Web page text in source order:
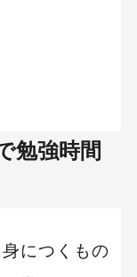
勉強時間
につくもの